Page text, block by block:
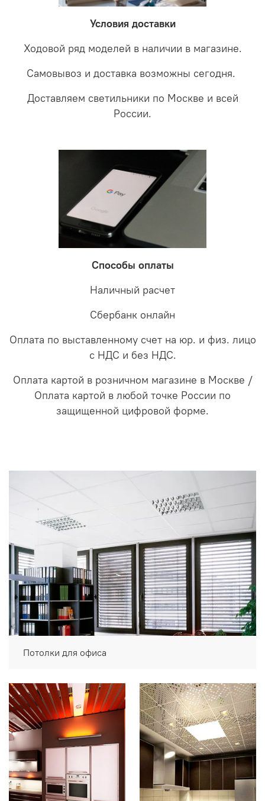
забудете что такое тусклость и недостаток освещения.
Условия доставки
Ходовой ряд моделей в наличии в магазине.
Самовывоз и доставка возможны сегодня.
Доставляем светильники по Москве и всей
России.
Способы оплаты
Наличный расчет
Сбербанк онлайн
Оплата по выставленному счет на юр. и физ. лицо
с НДС и без НДС.
Оплата картой в розничном магазине в Москве /
Оплата картой в любой точке России по
защищенной цифровой форме.
Потолки для офиса